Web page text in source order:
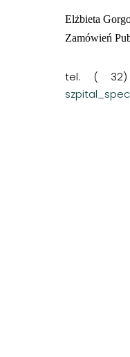
Elżbieta
Zamówień
tel. ( 32)